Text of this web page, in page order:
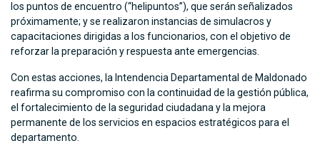
los puntos de encuentro (“helipuntos”), que serán señalizados
próximamente; y se realizaron instancias de simulacros y
capacitaciones dirigidas a los funcionarios, con el objetivo de
reforzar la preparación y respuesta ante emergencias.
Con estas acciones, la Intendencia Departamental de Maldonado
reafirma su compromiso con la continuidad de la gestión pública,
el fortalecimiento de la seguridad ciudadana y la mejora
permanente de los servicios en espacios estratégicos para el
departamento.